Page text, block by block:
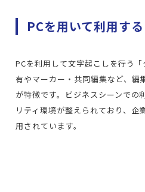
PCを用いて利用する
PCを利用して文字起こしを行う
有やマーカー・共同編集など、編
が特徴です。ビジネスシーンでの
リティ環境が整えられており、企
用されています。